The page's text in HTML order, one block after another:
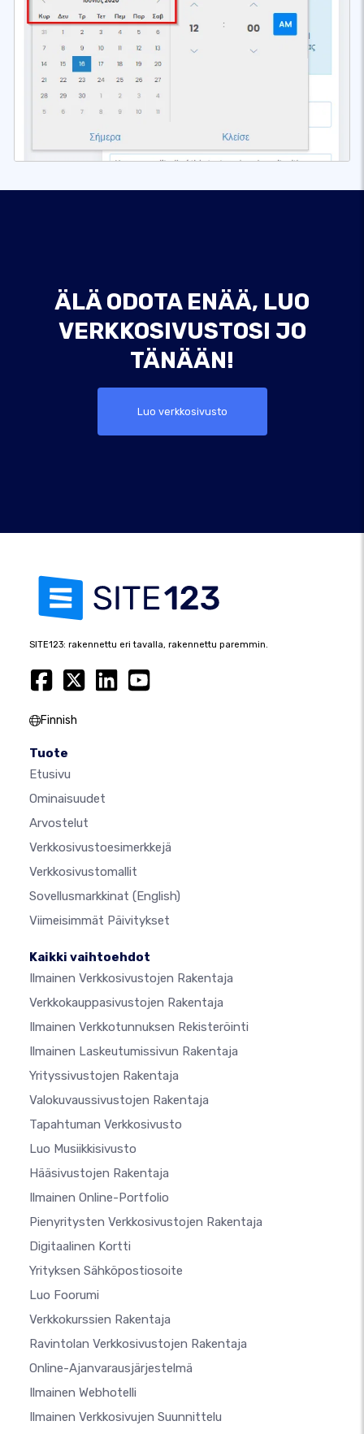
ÄLÄ ODOTA ENÄÄ, LUO
VERKKOSIVUSTOSI JO
TÄNÄÄN!
Luo verkkosivusto
SITE123: rakennettu eri tavalla, rakennettu paremmin.
Finnish
Tuote
Etusivu
Ominaisuudet
Arvostelut
Verkkosivustoesimerkkejä
Verkkosivustomallit
Sovellusmarkkinat (English)
Viimeisimmät Päivitykset
Kaikki vaihtoehdot
Ilmainen Verkkosivustojen Rakentaja
Verkkokauppasivustojen Rakentaja
Ilmainen Verkkotunnuksen Rekisteröinti
Ilmainen Laskeutumissivun Rakentaja
Yrityssivustojen Rakentaja
Valokuvaussivustojen Rakentaja
Tapahtuman Verkkosivusto
Luo Musiikkisivusto
Hääsivustojen Rakentaja
Ilmainen Online-Portfolio
Pienyritysten Verkkosivustojen Rakentaja
Digitaalinen Kortti
Yrityksen Sähköpostiosoite
Luo Foorumi
Verkkokurssien Rakentaja
Ravintolan Verkkosivustojen Rakentaja
Online-Ajanvarausjärjestelmä
Ilmainen Webhotelli
Ilmainen Verkkosivujen Suunnittelu